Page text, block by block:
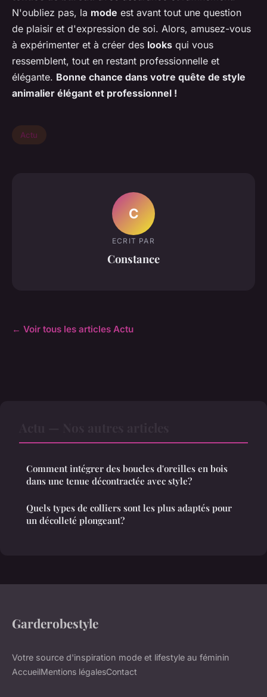
N'oubliez pas, la mode est avant tout une question
de plaisir et d'expression de soi. Alors, amusez-vous
à expérimenter et à créer des looks qui vous
ressemblent, tout en restant professionnelle et
élégante. Bonne chance dans votre quête de style
animalier élégant et professionnel !
Actu
C
ECRIT PAR
Constance
← Voir tous les articles Actu
Comment intégrer des boucles d'oreilles en bois
dans une tenue décontractée avec style?
Quels types de colliers sont les plus adaptés pour
un décolleté plongeant?
Garderobestyle
Votre source d'inspiration mode et lifestyle au féminin
AccueilMentions légalesContact